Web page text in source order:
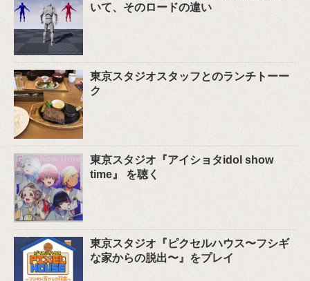
いて、そのロードの違い
東京スタジオスタッフとのランチトーー
ク
東京スタジオ『アイショタidol show
time』 を聴く
東京スタジオ『ピクセルハウス〜フシギ
な家からの脱出〜』をプレイ